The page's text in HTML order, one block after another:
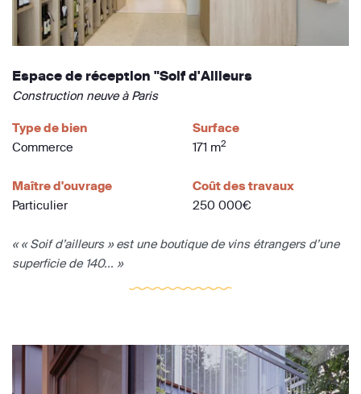
Espace de réception "Soif d'Ailleurs
Construction neuve à Paris
Type de bien
Commerce
Surface
171 m2
Maître d'ouvrage
Particulier
Coût des travaux
250 000€
« « Soif d’ailleurs » est une boutique de vins étrangers d’une
superficie de 140... »